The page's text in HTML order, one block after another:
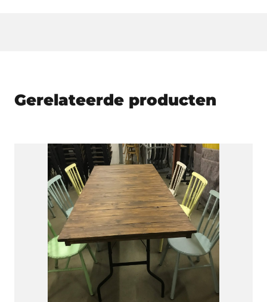
Gerelateerde producten